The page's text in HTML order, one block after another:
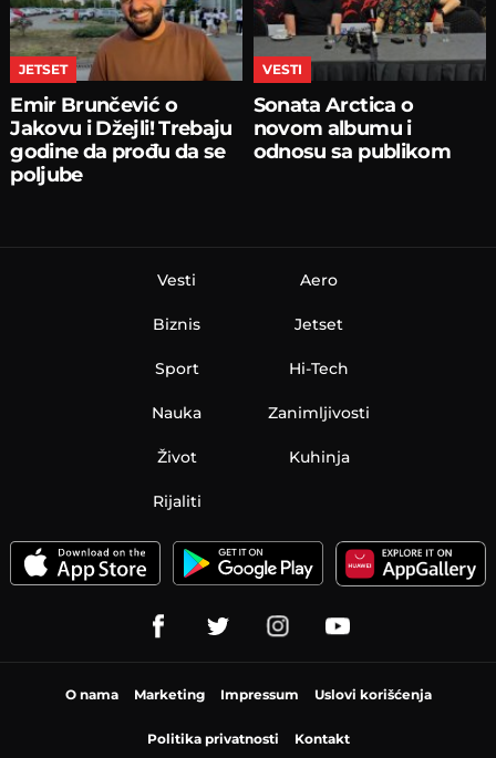
JETSET
Emir Brunčević o
Jakovu i Džejli! Trebaju
godine da prođu da se
poljube
VESTI
Sonata Arctica o
novom albumu i
odnosu sa publikom
Vesti
Biznis
Sport
Nauka
Aero
Jetset
Hi-Tech
Zanimljivosti
Život Kuhinja
Rijaliti
O nama Marketing Impressum Uslovi korišćenja
Politika privatnosti Kontakt